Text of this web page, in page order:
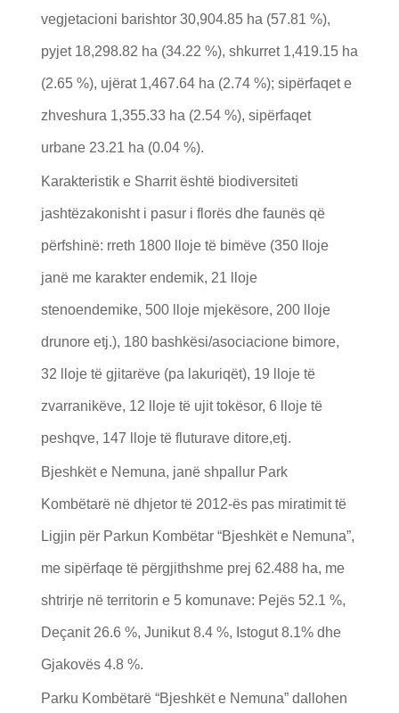
vegjetacioni barishtor 30,904.85 ha (57.81 %),
pyjet 18,298.82 ha (34.22 %), shkurret 1,419.15 ha
(2.65 %), ujërat 1,467.64 ha (2.74 %); sipërfaqet e
zhveshura 1,355.33 ha (2.54 %), sipërfaqet
urbane 23.21 ha (0.04 %).
Karakteristik e Sharrit është biodiversiteti
jashtëzakonisht i pasur i florës dhe faunës që
përfshinë: rreth 1800 lloje të bimëve (350 lloje
janë me karakter endemik, 21 lloje
stenoendemike, 500 lloje mjekësore, 200 lloje
drunore etj.), 180 bashkësi/asociacione bimore,
32 lloje të gjitarëve (pa lakuriqët), 19 lloje të
zvarranikëve, 12 lloje të ujit tokësor, 6 lloje të
peshqve, 147 lloje të fluturave ditore,etj.
Bjeshkët e Nemuna, janë shpallur Park
Kombëtarë në dhjetor të 2012-ës pas miratimit të
Ligjin për Parkun Kombëtar “Bjeshkët e Nemuna”,
me sipërfaqe të përgjithshme prej 62.488 ha, me
shtrirje në territorin e 5 komunave: Pejës 52.1 %,
Deçanit 26.6 %, Junikut 8.4 %, Istogut 8.1% dhe
Gjakovës 4.8 %.
Parku Kombëtarë “Bjeshkët e Nemuna” dallohen